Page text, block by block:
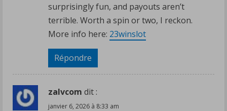
surprisingly fun, and payouts aren’t
terrible. Worth a spin or two, I reckon.
More info here: 23winslot
Répondre
zalvcom dit :
janvier 6, 2026 à 8:33 am